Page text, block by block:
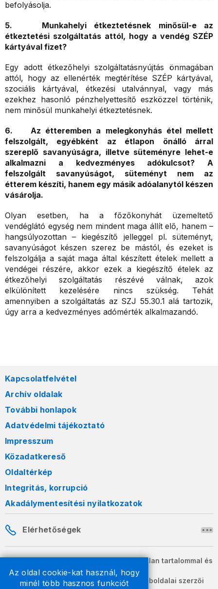
Az oldal cookie-kat használ, hogy
minél több hasznos funkciót
befolyásolja.
5. Munkahelyi étkeztetésnek minősül-e az
étkeztetési szolgáltatás attól, hogy a vendég SZÉP
kártyával fizet?
Egy adott étkezőhelyi szolgáltatásnyújtás önmagában
attól, hogy az ellenérték megtérítése SZÉP kártyával,
szociális kártyával, étkezési utalvánnyal, vagy más
ezekhez hasonló pénzhelyettesítő eszközzel történik,
nem minősül munkahelyi étkeztetésnek.
6. Az étteremben a melegkonyhás étel mellett
felszolgált, egyébként az étlapon önálló árral
szereplő savanyúságra, illetve süteményre lehet-e
alkalmazni a kedvezményes adókulcsot? A
felszolgált savanyúságot, süteményt nem az
étterem készíti, hanem egy másik adóalanytól készen
vásárolja.
Olyan esetben, ha a főzőkonyhát üzemeltető
vendéglátó egység nem mindent maga állít elő, hanem –
hangsúlyozottan – kiegészítő jelleggel pl. süteményt,
savanyúságot készen szerez be mástól, és ezeket is
felszolgálja a saját maga által készített ételek mellett a
vendégei részére, akkor ezek a kiegészítő ételek az
étkezőhelyi szolgáltatás részévé válnak, azok
elkülönített kezelésére nincs szükség. Tehát
amennyiben a szolgáltatás az SZJ 55.30.1 alá tartozik,
úgy arra a kedvezményes adómérték alkalmazandó.
Kapcsolatfelvétel
Archív oldalak
További honlapok
Adatvédelmi tájékoztató
Impresszum
Közadatkereső
Oldaltérkép
Integritás, korrupció
Akadálymentesítési nyilatkozatok
Elérhetőségek
A honlapon szereplő információk változatlan tartalommal és
formában szabadon terjeszthetők.
2026 © A Nemzeti Adó- és Vámhivatal weboldalai szerzői